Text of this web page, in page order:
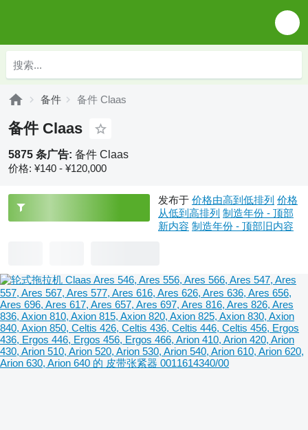
备件 备件 Claas
备件 Claas
5875 条广告: 备件 Claas
价格: ¥140 - ¥120,000
发布于 价格由高到低排列 价格
从低到高排列 制造年份 - 顶部
新内容 制造年份 - 顶部旧内容